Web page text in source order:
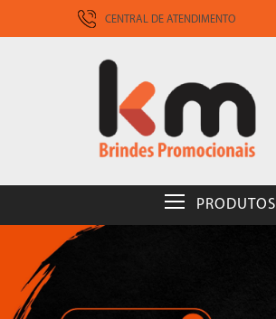
CENTRAL DE ATENDIMENTO
PRODUTOS